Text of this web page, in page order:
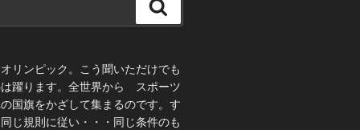
索
リンピック。こう聞いただけでも
躍ります。全世界から スポーツ
国旗をかざして集まるのです。す
じ規則に従い・・・同じ条件のも